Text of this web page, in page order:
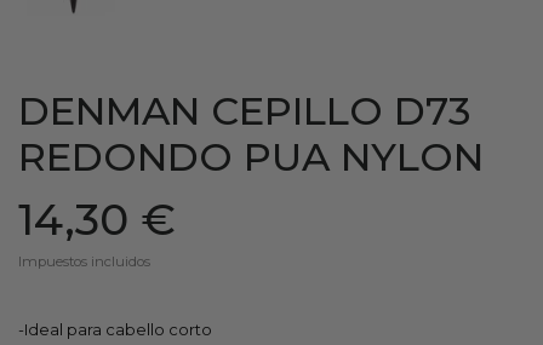
DENMAN CEPILLO D73
REDONDO PUA NYLON
14,30 €
Impuestos incluidos
-Ideal para cabello corto